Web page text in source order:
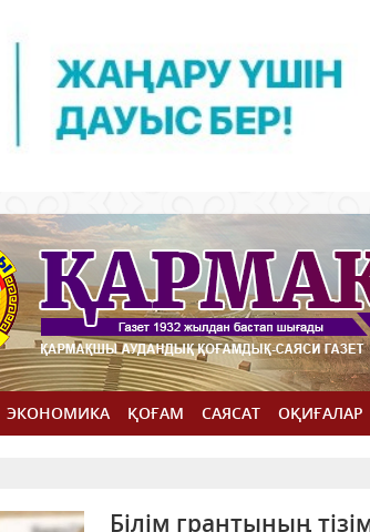
ЭКОНОМИКА ҚОҒАМ САЯСАТ ОҚИҒАЛАР
Білім грантының